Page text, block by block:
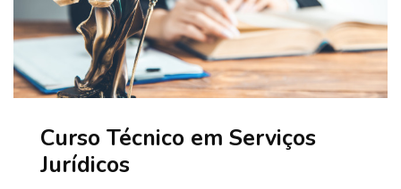
Curso Técnico em Serviços
Jurídicos